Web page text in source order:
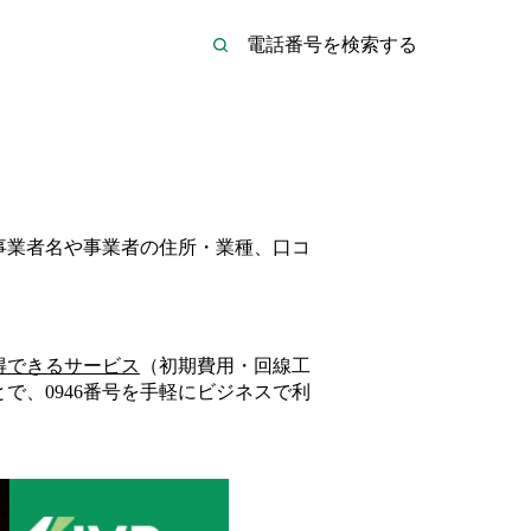
者名や事業者の住所・業種、口コ
きるサービス
（初期費用・回線工
、 0946番号を手軽にビジネスで利